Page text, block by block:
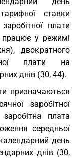
ставки
плати
працює у режимі
двократного
плати на
днів (30, 44).
призначаються
заробітної
плата
середньої
день
днів (30,